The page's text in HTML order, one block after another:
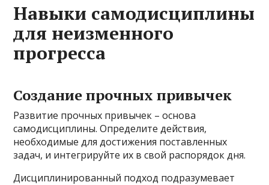
Навыки самодисциплины
для неизменного
прогресса
Создание прочных привычек
Развитие прочных привычек – основа
самодисциплины. Определите действия,
необходимые для достижения поставленных
задач, и интегрируйте их в свой распорядок дня.
Дисциплинированный подход подразумевает